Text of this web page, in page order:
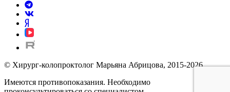
© Хирург-колопроктолог Марьяна Абрицова, 2015-2026
Имеются противопоказания. Необходимо